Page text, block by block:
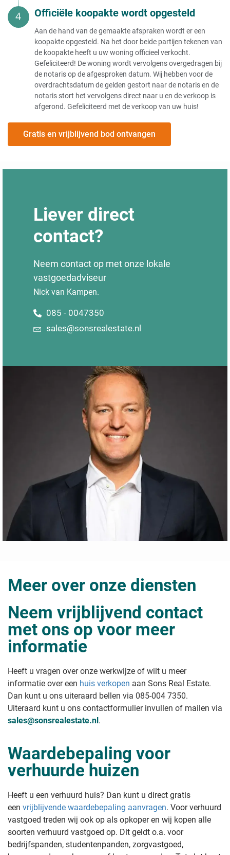
Officiële koopakte wordt opgesteld
Aan de hand van de gemaakte afspraken wordt er een
koopakte opgesteld. Na het door beide partijen tekenen van
de koopakte heeft u uw woning officieel verkocht.
Gefeliciteerd! De woning wordt vervolgens overgedragen bij
de notaris op de afgesproken datum. Wij hebben voor de
overdrachtsdatum de gelden gestort naar de notaris en de
notaris stort het vervolgens direct naar u en de verkoop is
afgerond. Gefeliciteerd met de verkoop van uw huis!
Gratis en vrijblijvend bod ontvangen
Liever direct
contact?
Neem contact op met onze lokale
vastgoedadviseur
Nick van Kampen.
085 - 0047350
sales@sonsrealestate.nl
Meer over onze diensten
Neem vrijblijvend contact
met ons op voor meer
informatie
Heeft u vragen over onze werkwijze of wilt u meer
informatie over een huis verkopen aan Sons Real Estate.
Dan kunt u ons uiteraard bellen via 085-004 7350.
Uiteraard kunt u ons contactformulier invullen of mailen via
sales@sonsrealestate.nl .
Waardebepaling voor
verhuurde huizen
Heeft u een verhuurd huis? Dan kunt u direct gratis
een vrijblijvende waardebepaling aanvragen. Voor verhuurd
vastgoed treden wij ook op als opkoper en wij kopen alle
soorten verhuurd vastgoed op. Dit geldt o.a. voor
bedrijfspanden, studentenpanden, zorgvastgoed,